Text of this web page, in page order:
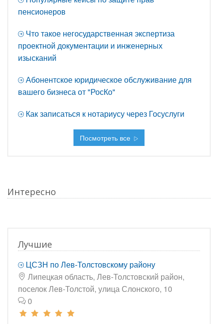
пенсионеров
Что такое негосударственная экспертиза
проектной документации и инженерных
изысканий
Абонентское юридическое обслуживание для
вашего бизнеса от "РосКо"
Как записаться к нотариусу через Госуслуги
Посмотреть все
Интересно
Лучшие
ЦСЗН по Лев-Толстовскому району
Липецкая область, Лев-Толстовский район,
поселок Лев-Толстой, улица Слонского, 10
0